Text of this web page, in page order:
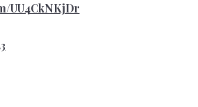
UU4CkNKjDr